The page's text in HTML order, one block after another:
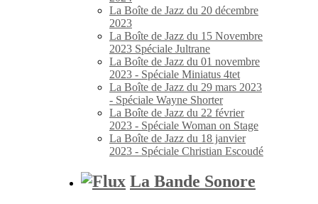
La Boîte de Jazz du 20 décembre
2023
La Boîte de Jazz du 15 Novembre
2023 Spéciale Jultrane
La Boîte de Jazz du 01 novembre
2023 - Spéciale Miniatus 4tet
La Boîte de Jazz du 29 mars 2023
- Spéciale Wayne Shorter
La Boîte de Jazz du 22 février
2023 - Spéciale Woman on Stage
La Boîte de Jazz du 18 janvier
2023 - Spéciale Christian Escoudé
La Bande Sonore